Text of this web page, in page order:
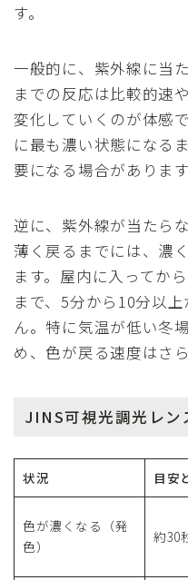
す。
一般的に、紫外線に当
までの反応は比較的速
変化していくのが体感
に最も濃い状態になる
要になる場合があります
逆に、紫外線が当たら
薄く戻るまでには、濃
ます。屋内に入ってか
まで、5分から10分以
ん。特に気温が低い冬
め、色が戻る速度はさ
JINS可視光調光レン
状況 目安
色が濃くなる（発
色）
約30